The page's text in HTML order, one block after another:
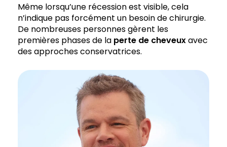
Même lorsqu’une récession est visible, cela
n’indique pas forcément un besoin de chirurgie.
De nombreuses personnes gèrent les
premières phases de la perte de cheveuxavec
des approches conservatrices.